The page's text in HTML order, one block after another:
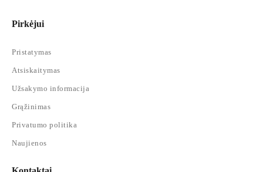
Pirkėjui
Pristatymas
Atsiskaitymas
Užsakymo informacija
Grąžinimas
Privatumo politika
Naujienos